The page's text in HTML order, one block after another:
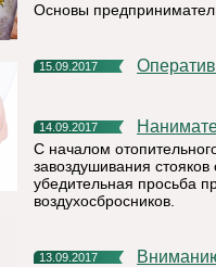
Основы
15.09.2017
14.09.2017
С началом
завоздушивания
убедительная просьба
воздухосбросников.
13.09.2017